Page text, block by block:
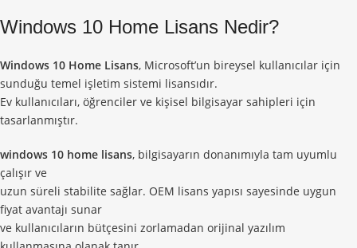
Windows 10 Home Lisans Nedir?
Windows 10 Home Lisans, Microsoft’un bireysel kullanıcılar için
sunduğu temel işletim sistemi lisansıdır.
Ev kullanıcıları, öğrenciler ve kişisel bilgisayar sahipleri için
tasarlanmıştır.
windows 10 home lisans, bilgisayarın donanımıyla tam uyumlu
çalışır ve
uzun süreli stabilite sağlar. OEM lisans yapısı sayesinde uygun
fiyat avantajı sunar
ve kullanıcıların bütçesini zorlamadan orijinal yazılım